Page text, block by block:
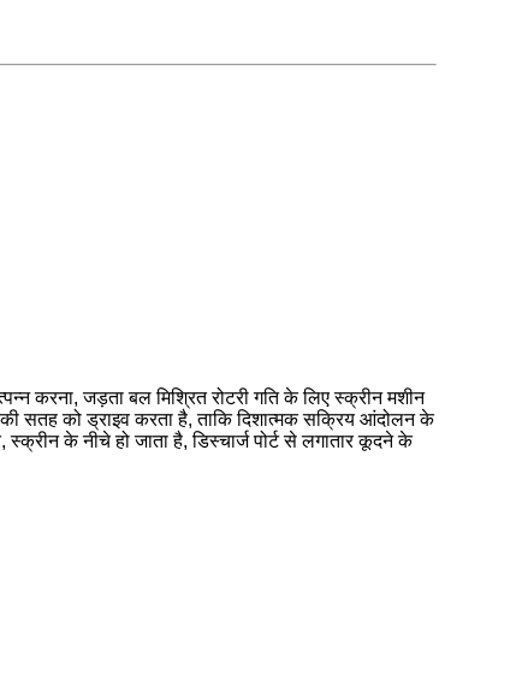
करना, जड़ता बल मिश्रित रोटरी गति के लिए स्क्रीन मशीन
सतह को ड्राइव करता है, ताकि दिशात्मक सक्रिय आंदोलन के
के नीचे हो जाता है, डिस्चार्ज पोर्ट से लगातार कूदने के